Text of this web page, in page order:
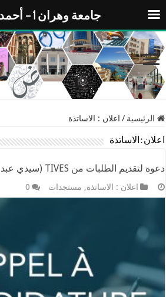
الرئيسية / اعلان : الاساتذة
اعلان : الاساتذة
دعوة لتقديم الطلبات من TIVES (سيدي عبد الله)
اعلان : الاساتذة, مستجدات 0
جامعة وهران 1 – أحمد بن بلة